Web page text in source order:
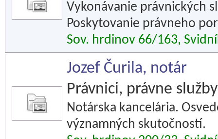
Vykonávanie právnických
Poskytovanie právneho
Sov. hrdinov 66/163,
Jozef Čurila, notár
Právnici, právne služby
Notárska kancelária.
významných skutočností.